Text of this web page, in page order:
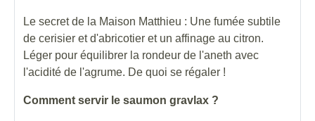
Le secret de la Maison Matthieu : Une fumée subtile
de cerisier et d'abricotier et un affinage au citron.
Léger pour équilibrer la rondeur de l'aneth avec
l'acidité de l'agrume. De quoi se régaler !
Comment servir le saumon gravlax ?